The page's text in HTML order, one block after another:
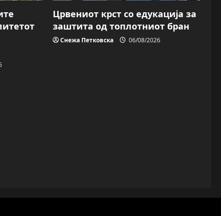
Црвениот крст со едукација за
заштита од топлотниот бран
Снежа Петковска 06/08/2026